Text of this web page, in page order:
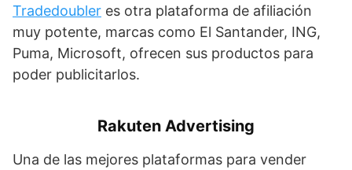
Tradedoubler es otra plataforma de afiliación
muy potente, marcas como El Santander, ING,
Puma, Microsoft, ofrecen sus productos para
poder publicitarlos.
Rakuten Advertising
Una de las mejores plataformas para vender